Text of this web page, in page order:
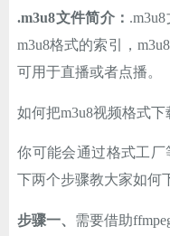
其它
在线工具
优秀个人博客
省钱帮
ChatGPT
.m3u8文件简介：
m3u8格式的索引，
可用于直播或者点播。
如何把m3u8视频格式
你可能会通过格式工
下两个步骤教大家如何
步骤一、 需要借助